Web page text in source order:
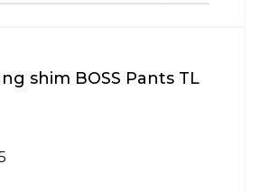
shim BOSS Pants TL